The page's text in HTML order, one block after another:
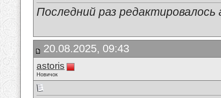
Последний раз
20.08.2025, 09:43
astoris
Новичок